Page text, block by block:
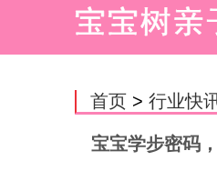
首页 > 行业快
宝宝学步密码